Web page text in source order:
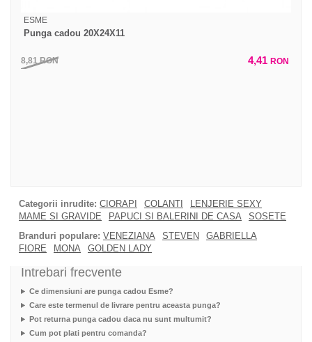
ESME
Punga cadou 20X24X11
8,81RON 4,41 RON
Categorii inrudite: CIORAPI COLANTI
LENJERIE SEXY
MAME SI GRAVIDE
PAPUCI SI BALERINI DE CASA
SOSETE
Branduri populare: VENEZIANA STEVEN
GABRIELLA
FIORE
MONA GOLDEN LADY
Intrebari frecvente
Ce dimensiuni are punga cadou Esme?
Care este termenul de livrare pentru aceasta punga?
Pot returna punga cadou daca nu sunt multumit?
Cum pot plati pentru comanda?